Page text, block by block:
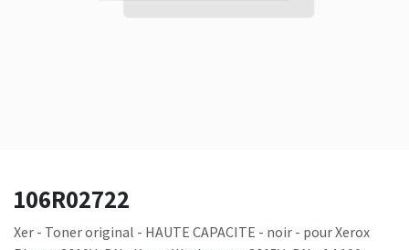
106R02722
Xer - Toner original - HAUTE CAPACITE - noir - pour Xerox